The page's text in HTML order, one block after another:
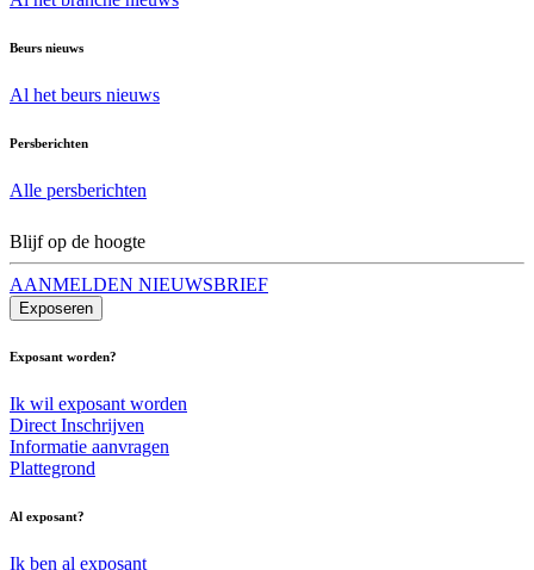
Beurs nieuws
Al het beurs nieuws
Persberichten
Alle persberichten
Blijf op de hoogte
AANMELDEN NIEUWSBRIEF
Exposeren
Exposant worden?
Ik wil exposant worden
Direct Inschrijven
Informatie aanvragen
Plattegrond
Al exposant?
Ik ben al exposant